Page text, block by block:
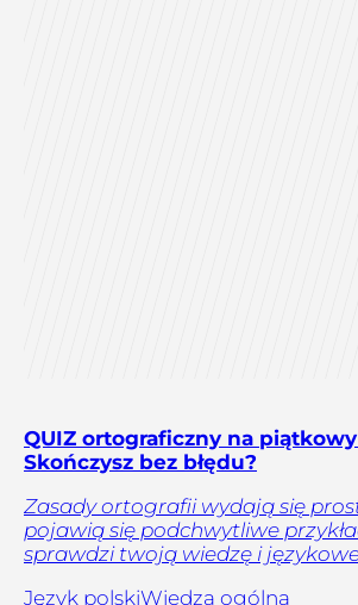
QUIZ ortograficzny na
Skończysz bez błędu?
Zasady ortografii wydają się
pojawią się podchwytliwe
sprawdzi twoją wiedzę i
Język polskiWiedza ogólna